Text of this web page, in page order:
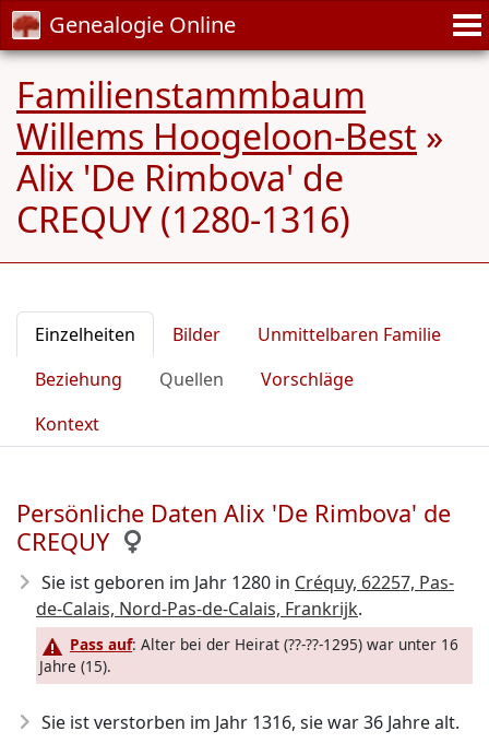
Genealogie Online
Familienstammbaum
Willems Hoogeloon-Best »
Alix 'De Rimbova' de
CREQUY (1280-1316)
Einzelheiten Bilder
Unmittelbaren Familie
Beziehung
Quellen
Vorschläge
Kontext
Persönliche Daten Alix 'De Rimbova' de
CREQUY
Sie ist geboren im Jahr 1280 in Créquy, 62257, Pas-
de-Calais, Nord-Pas-de-Calais, Frankrijk.
Pass auf: Alter bei der Heirat (??-??-1295) war unter 16
Jahre (15).
Sie ist verstorben im Jahr 1316, sie war 36 Jahre alt.